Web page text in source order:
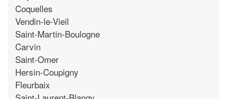
Coquelles
Vendin-le-Vieil
Saint-Martin-Boulogne
Carvin
Saint-Omer
Hersin-Coupigny
Fleurbaix